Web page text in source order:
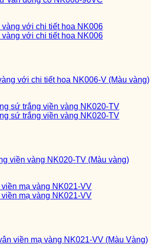
với chi tiết hoa NK006-V (Màu vàng)
viền vàng NK020-TV (Màu vàng)
viền mạ vàng NK021-VV (Màu Vàng)